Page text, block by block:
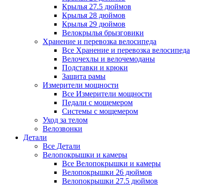
Крылья 27.5 дюймов
Крылья 28 дюймов
Крылья 29 дюймов
Велокрылья брызговики
Хранение и перевозка велосипеда
Все Хранение и перевозка велосипеда
Велочехлы и велочемоданы
Подставки и крюки
Защита рамы
Измерители мощности
Все Измерители мощности
Педали с мощемером
Системы с мощемером
Уход за телом
Велозвонки
Детали
Все Детали
Велопокрышки и камеры
Все Велопокрышки и камеры
Велопокрышки 26 дюймов
Велопокрышки 27.5 дюймов